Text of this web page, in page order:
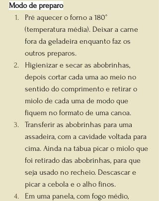
Modo de preparo
Pré aquecer o forno a 180°
(temperatura média). Deixar a carne
fora da geladeira enquanto faz os
outros preparos.
Higienizar e secar as abobrinhas,
depois cortar cada uma ao meio no
sentido do comprimento e retirar o
miolo de cada uma de modo que
fiquem no formato de uma canoa.
Transferir as abobrinhas para uma
assadeira, com a cavidade voltada para
cima. Ainda na tábua picar o miolo que
foi retirado das abobrinhas, para que
seja usado no recheio. Descascar e
picar a cebola e o alho finos.
Em uma panela, com fogo médio,